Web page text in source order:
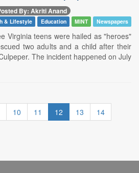
By: Akriti Anand
& Lifestyle Education MINT Newspapers
Virginia teens were hailed as "heroes"
two adults and a child after their
The incident happened on July
10 11 12 13
14